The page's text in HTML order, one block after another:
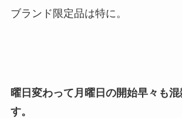
ブランド限定品は特に。
曜日変わって月曜日の開始早々も
す。